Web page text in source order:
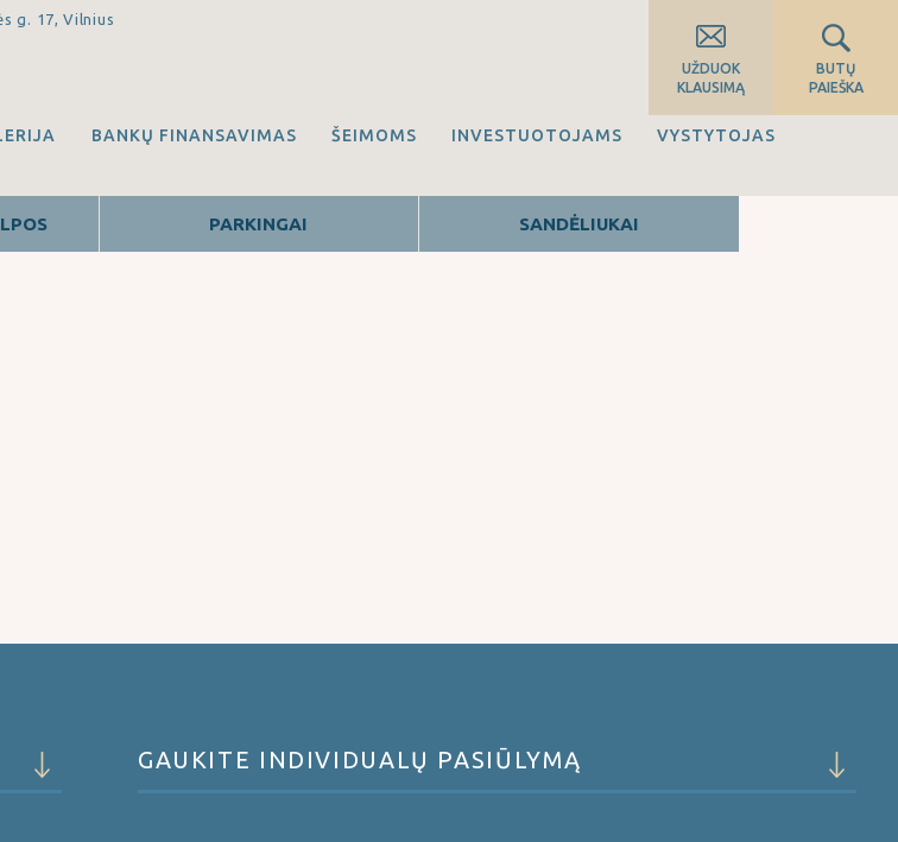
g. 17, Vilnius
BUTŲ
PAIEŠKA
UŽDUOK
KLAUSIMĄ
BANKŲ FINANSAVIMAS ŠEIMOMS INVESTUOTOJAMS VYSTYTOJAS
PARKINGAI SANDĖLIUKAI
GAUKITE INDIVIDUALŲ PASIŪLYMĄ